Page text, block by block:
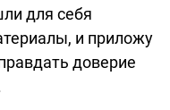
для себя
и приложу
доверие